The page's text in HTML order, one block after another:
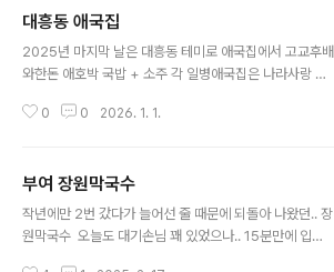
류인 접시당 2,200원짜리회전초밥집에 비하면 아주 훌륭
한 편.. 27,000원이란 가격도 비싼 건 아니고..(이 집은 초
밥 가격은 23천. 27천, 스페셜 32천)초밥의 종류가 다양
이 꽉 차는 느낌은 오랜만이었다요즘 초밥들은왜 그리 작
대흥동 애국집
2025년 마지막 날은 대흥동 테미로 애국집에서 고교후배
와한돈 애호박 국밥 + 소주 각 일병애국집은 나라사랑 애
날리던 4월테미고개 수양벚꽃을 감상하고 내려오다가 우
일면옥(중리동)도 있다 2차로 생맥 1700 마신 게 안 좋았
는지 속이 불편...
0 0 2026. 1. 1.
부여 장원막국수
작년에만 2번 갔다가 늘어선 줄 때문에 되돌아 나왔던.. 장
원막국수 오늘도 대기손님 꽤 있었으나.. 15분만에 입